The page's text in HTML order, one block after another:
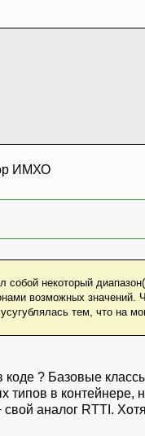
ИМХО
некоторый
возможных
тем, что на
? Базовые
в контейнере,
аналог RTTI.